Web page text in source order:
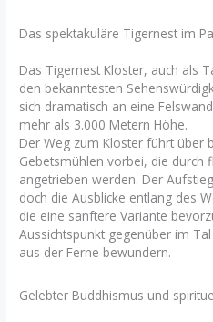
Das spektakuläre Tigernest im
Das Tigernest Kloster, auch als
den bekanntesten
sich dramatisch an eine
mehr als 3.000 Metern Höhe.
Der Weg zum Kloster führt über
Gebetsmühlen vorbei, die durch
angetrieben werden. Der
doch die Ausblicke entlang des
die eine sanftere Variante
Aussichtspunkt gegenüber im
aus der Ferne bewundern.
Gelebter Buddhismus und